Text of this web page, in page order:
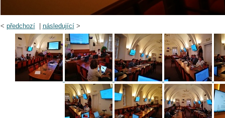
< předchozí| následující>